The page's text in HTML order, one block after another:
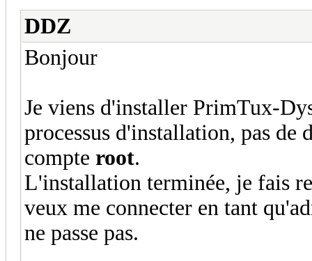
DDZ
Bonjour
Je viens d'installer PrimTux-
processus d'installation, pas de
compte root.
L'installation terminée, je fais
veux me connecter en tant
ne passe pas.